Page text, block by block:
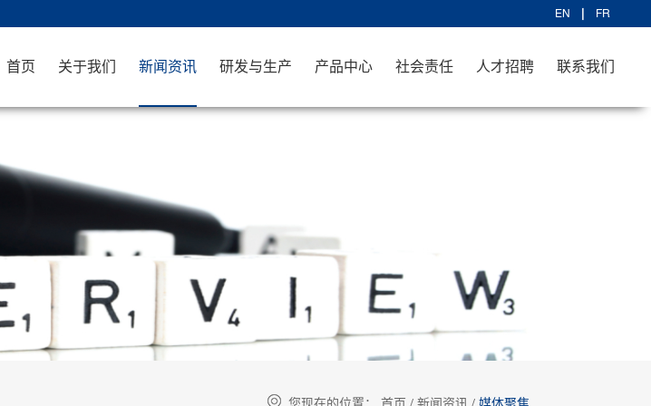
EN FR
首页 关于我们 新闻资讯 研发与生产 产品中心 社会责任 人才招聘 联系我们